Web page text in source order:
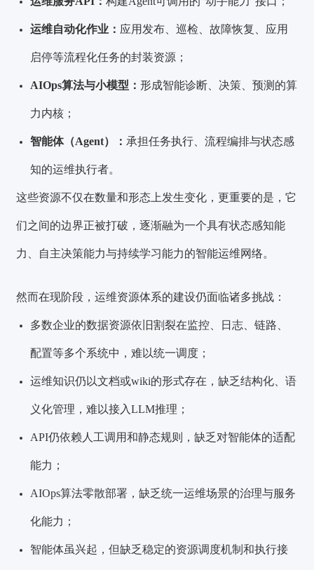
运维自动化作业： 应用发布、巡检、故障恢复、应用
启停等流程化任务的封装资源；
AIOps算法与小模型：形成智能诊断、决策、预测的算
力内核；
智能体（Agent）： 承担任务执行、流程编排与状态感
知的运维执行者。
这些资源不仅在数量和形态上发生变化，更重要的是，它
们之间的边界正被打破，逐渐融为一个具有状态感知能
力、自主决策能力与持续学习能力的智能运维网络。
然而在现阶段，运维资源体系的建设仍面临诸多挑战：
多数企业的数据资源依旧割裂在监控、日志、链路、
配置等多个系统中，难以统一调度；
运维知识仍以文档或wiki的形式存在，缺乏结构化、语
义化管理，难以接入LLM推理；
API仍依赖人工调用和静态规则，缺乏对智能体的适配
能力；
AIOps算法零散部署，缺乏统一运维场景的治理与服务
化能力；
智能体虽兴起，但缺乏稳定的资源调度机制和执行接